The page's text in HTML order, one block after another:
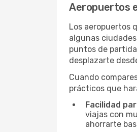
Aeropuertos
Los aeropuertos
algunas
puntos de
desplazarte
Cuando
prácticos que
Facilidad
viajas con
ahorrarte